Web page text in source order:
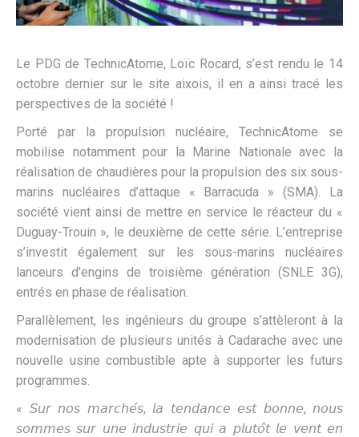
Le PDG de TechnicAtome, Loïc Rocard, s’est rendu le 14
octobre dernier sur le site aixois, il en a ainsi tracé les
perspectives de la société !
Porté par la propulsion nucléaire, TechnicAtome se
mobilise notamment pour la Marine Nationale avec la
réalisation de chaudières pour la propulsion des six sous-
marins nucléaires d’attaque « Barracuda » (SMA). La
société vient ainsi de mettre en service le réacteur du «
Duguay-Trouin », le deuxième de cette série. L’entreprise
s’investit également sur les sous-marins nucléaires
lanceurs d’engins de troisième génération (SNLE 3G),
entrés en phase de réalisation.
Parallèlement, les ingénieurs du groupe s’attèleront à la
modernisation de plusieurs unités à Cadarache avec une
nouvelle usine combustible apte à supporter les futurs
programmes.
« 𝘚𝘶𝘳 𝘯𝘰𝘴 𝘮𝘢𝘳𝘤𝘩𝘦́𝘴, 𝘭𝘢 𝘵𝘦𝘯𝘥𝘢𝘯𝘤𝘦 𝘦𝘴𝘵 𝘣𝘰𝘯𝘯𝘦, 𝘯𝘰𝘶𝘴
𝘴𝘰𝘮𝘮𝘦𝘴 𝘴𝘶𝘳 𝘶𝘯𝘦 𝘪𝘯𝘥𝘶𝘴𝘵𝘳𝘪𝘦 𝘲𝘶𝘪 𝘢 𝘱𝘭𝘶𝘵𝘰̂𝘵 𝘭𝘦 𝘷𝘦𝘯𝘵 𝘦𝘯